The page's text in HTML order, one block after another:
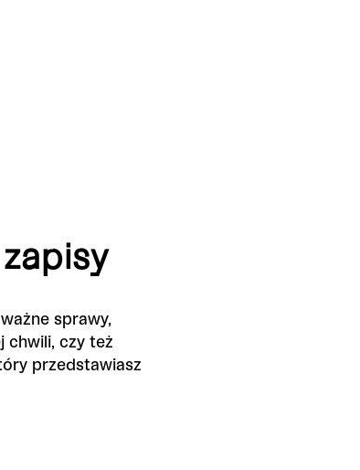
sprawy,
chwili, czy też
przedstawiasz